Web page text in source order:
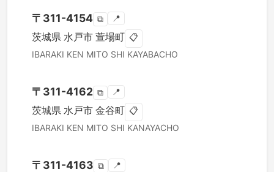
〒 311-4154 ⧉ 📍
茨城県 水戸市 萱場町 📋
IBARAKI KEN MITO SHI KAYABACHO
〒 311-4162 ⧉ 📍
茨城県 水戸市 金谷町 📋
IBARAKI KEN MITO SHI KANAYACHO
〒 311-4163 ⧉ 📍